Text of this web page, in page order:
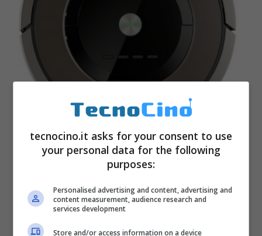
Un’altra grande offerta dell’Amazon Prime
Day 2017 è sicuramenteiRobot Roomba
871, un aspirapolvere robot dotato del
rivoluzionario sistema AeroForce
tecnocino.it asks for your consent to use
your personal data for the following
purposes:
Personalised advertising and content, advertising and
content measurement, audience research and
services development
Store and/or access information on a device